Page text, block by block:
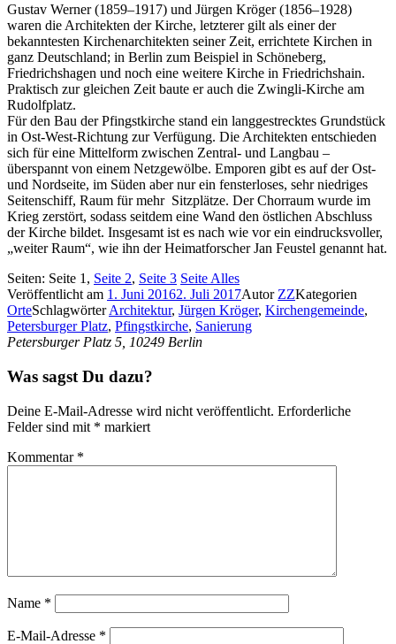
Gustav Werner (1859–1917) und Jürgen Kröger (1856–1928)
waren die Architekten der Kirche, letzterer gilt als einer der
bekanntesten Kirchenarchitekten seiner Zeit, errichtete Kirchen in
ganz Deutschland; in Berlin zum Beispiel in Schöneberg,
Friedrichshagen und noch eine weitere Kirche in Friedrichshain.
Praktisch zur gleichen Zeit baute er auch die Zwingli-Kirche am
Rudolfplatz.
Für den Bau der Pfingstkirche stand ein langgestrecktes Grundstück
in Ost-West-Richtung zur Verfügung. Die Architekten entschieden
sich für eine Mittelform zwischen Zentral- und Langbau –
überspannt von einem Netzgewölbe. Emporen gibt es auf der Ost-
und Nordseite, im Süden aber nur ein fensterloses, sehr niedriges
Seitenschiff, Raum für mehr Sitzplätze. Der Chorraum wurde im
Krieg zerstört, sodass seitdem eine Wand den östlichen Abschluss
der Kirche bildet. Insgesamt ist es nach wie vor ein eindrucksvoller,
„weiter Raum“, wie ihn der Heimatforscher Jan Feustel genannt hat.
Seiten: Seite 1, Seite 2, Seite 3 SeiteAlles
Veröffentlicht am 1. Juni 20162. Juli 2017AutorZZKategorien
OrteSchlagwörterArchitektur, Jürgen Kröger, Kirchengemeinde,
Petersburger Platz, Pfingstkirche, Sanierung
Petersburger Platz 5, 10249 Berlin
Was sagst Du dazu?
Deine E-Mail-Adresse wird nicht veröffentlicht. Erforderliche
Felder sind mit * markiert
Kommentar *
Name *
E-Mail-Adresse *